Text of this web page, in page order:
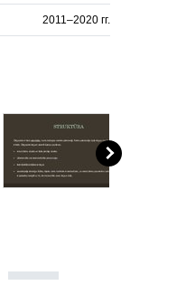
2011–2020 гг.